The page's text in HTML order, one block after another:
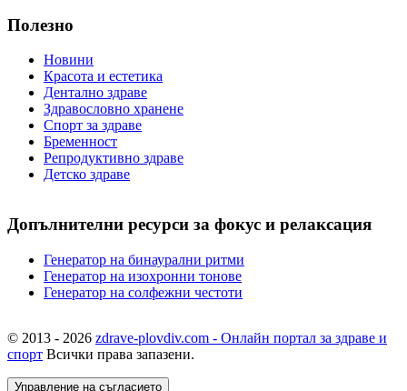
Полезно
Новини
Красота и естетика
Дентално здраве
Здравословно хранене
Спорт за здраве
Бременност
Репродуктивно здраве
Детско здраве
Допълнителни ресурси за фокус и релаксация
Генератор на бинаурални ритми
Генератор на изохронни тонове
Генератор на солфежни честоти
© 2013 - 2026 zdrave-plovdiv.com - Онлайн портал за здраве и
спорт Всички права запазени.
Управление на съгласието